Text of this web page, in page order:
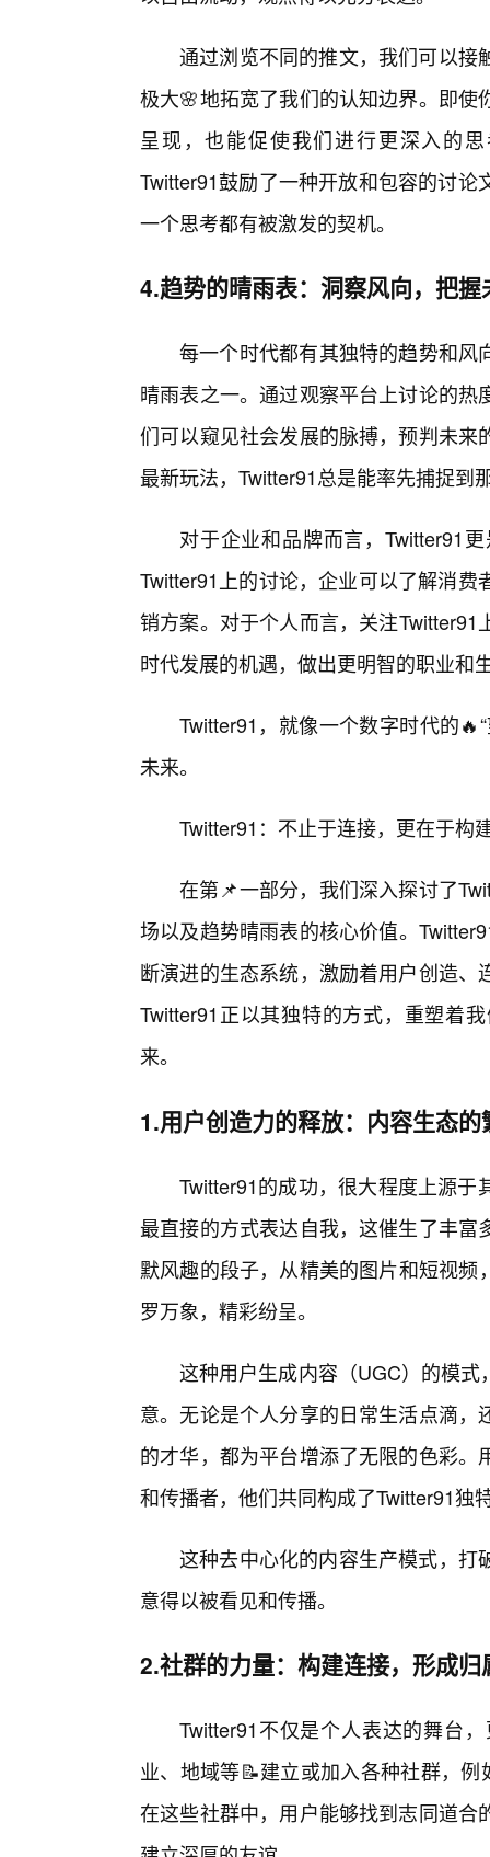
通过浏览不同的推文，我们可以接
极大🌸地拓宽了我们的认知边界。即
呈现，也能促使我们进行更深入的
Twitter91鼓励了一种开放和包容的讨
一个思考都有被激发的契机。
4.趋势的晴雨表：洞察风向，把握
每一个时代都有其独特的趋势和风
晴雨表之一。通过观察平台上讨论的
们可以窥见社会发展的脉搏，预判未
最新玩法，Twitter91总是能率先捕捉到
对于企业和品牌而言，Twitter91
Twitter91上的讨论，企业可以了解消
销方案。对于个人而言，关注
时代发展的机遇，做出更明智的职业和
Twitter91，就像一个数字时代的
未来。
Twitter91：不止于连接，更在于构
在第📌一部分，我们深入探讨了
场以及趋势晴雨表的核心价值。
断演进的生态系统，激励着用户创造
Twitter91正以其独特的方式，重塑着
来。
1.用户创造力的释放：内容生态的
Twitter91的成功，很大程度上源
最直接的方式表达自我，这催生了丰
默风趣的段子，从精美的图片和短视
罗万象，精彩纷呈。
这种用户生成内容（UGC）的模
意。无论是个人分享的日常生活点滴
的才华，都为平台增添了无限的色彩
和传播者，他们共同构成了Twitter91独
这种去中心化的内容生产模式，打
意得以被看见和传播。
2.社群的力量：构建连接，形成归
Twitter91不仅是个人表达的舞台
业、地域等📝建立或加入各种社群，例
在这些社群中，用户能够找到志同道